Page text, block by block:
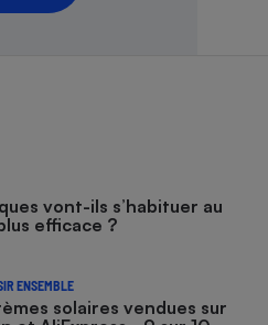
vont-ils s’habituer au
efficace ?
ENSEMBLE
solaires vendues sur